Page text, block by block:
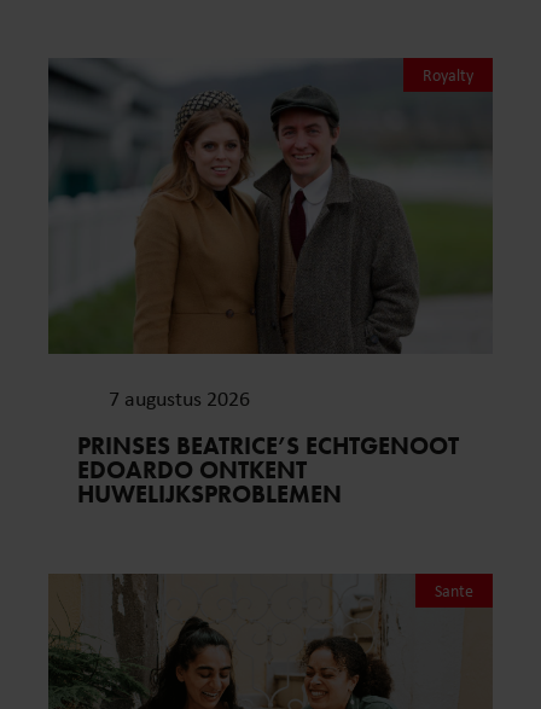
Royalty
7 augustus 2026
PRINSES BEATRICE’S ECHTGENOOT
EDOARDO ONTKENT
HUWELIJKSPROBLEMEN
Sante